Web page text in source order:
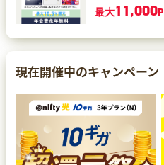
最大11,000P
現在開催中のキャンペーン